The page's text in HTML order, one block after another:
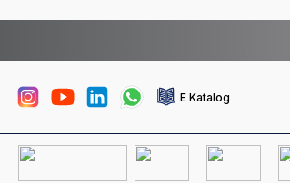
E Katalog